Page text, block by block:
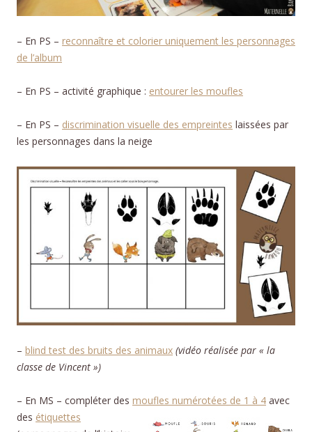
– En PS – reconnaître et colorier uniquement les personnages
de l’album
– En PS – activité graphique : entourer les moufles
– En PS – discrimination visuelle des empreintes laissées par
les personnages dans la neige
– blind test des bruits des animaux (vidéo réalisée par « la
classe de Vincent »)
– En MS – compléter des moufles numérotées de 1 à 4 avec
des étiquettes